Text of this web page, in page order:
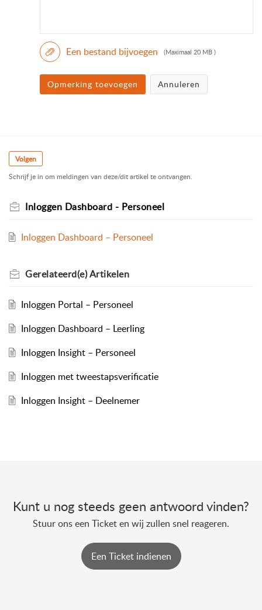
Een bestand bijvoegen (Maximaal 20 MB )
Opmerking toevoegen Annuleren
Volgen
Schrijf je in om meldingen van deze/dit artikel te ontvangen.
Inloggen Dashboard - Personeel
Inloggen Dashboard – Personeel
Gerelateerd(e)Artikelen
Inloggen Portal – Personeel
Inloggen Dashboard – Leerling
Inloggen Insight – Personeel
Inloggen met tweestapsverificatie
Inloggen Insight – Deelnemer
Kunt u nog steeds geen antwoord vinden?
Stuur ons een Ticket en wij zullen snel reageren.
Een Ticket indienen